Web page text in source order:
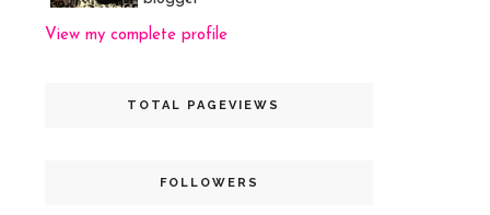
View my complete profile
TOTAL PAGEVIEWS
FOLLOWERS